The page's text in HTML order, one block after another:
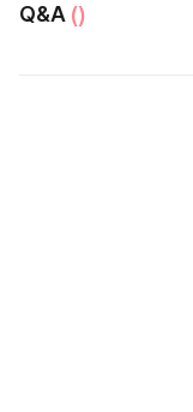
Q&A ()